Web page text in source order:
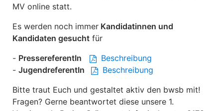
MV online statt.
Es werden noch immer Kandidatinnen und
Kandidaten gesucht für
- PressereferentIn
Beschreibung
- JugendreferentIn
Beschreibung
Bitte traut Euch und gestaltet aktiv den bwsb mit!
Fragen? Gerne beantwortet diese unsere 1.